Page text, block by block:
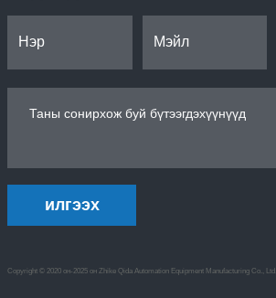
илгээх
Copyright © 2020 он-2025 он Zhike Qida Automation Equipment Manufacturing Co., Ltd.